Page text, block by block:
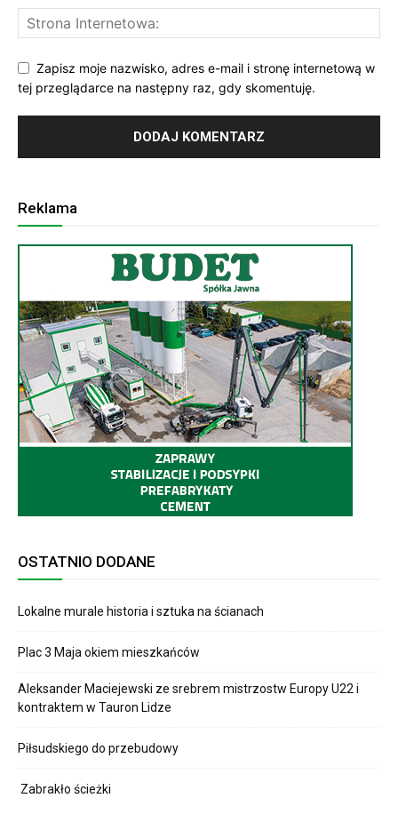
Zapisz moje nazwisko, adres e-mail i stronę internetową w
tej przeglądarce na następny raz, gdy skomentuję.
Reklama
OSTATNIO DODANE
Lokalne murale historia i sztuka na ścianach
Plac 3 Maja okiem mieszkańców
Aleksander Maciejewski ze srebrem mistrzostw Europy U22 i
kontraktem w Tauron Lidze
Piłsudskiego do przebudowy
Zabrakło ścieżki